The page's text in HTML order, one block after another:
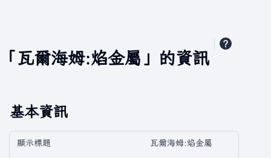
「瓦爾海姆:焰金屬」的資訊
基本資訊
顯示標題 瓦爾海姆:焰金屬